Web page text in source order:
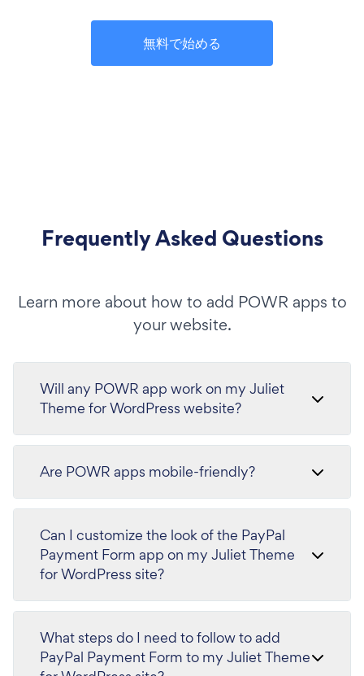
無料で始める
Frequently Asked Questions
Learn more about how to add POWR apps to
your website.
Will any POWR app work on my Juliet
Theme for WordPress website?
Are POWR apps mobile-friendly?
Can I customize the look of the PayPal
Payment Form app on my Juliet Theme
for WordPress site?
What steps do I need to follow to add
PayPal Payment Form to my Juliet Theme